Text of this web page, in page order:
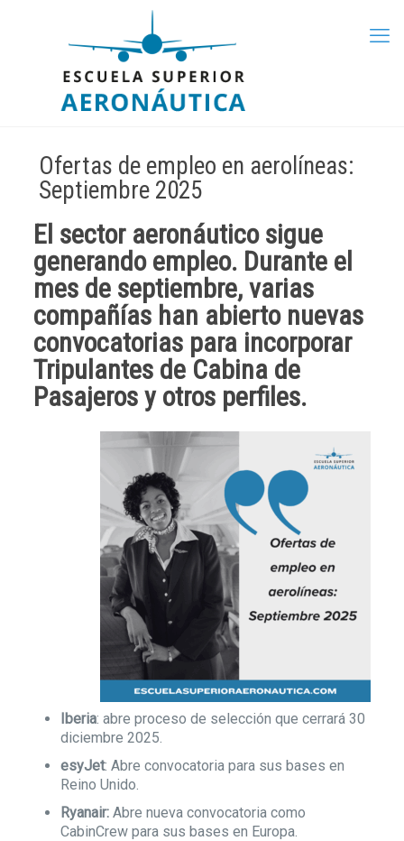
Ofertas de empleo en aerolíneas:
Septiembre 2025
El sector aeronáutico sigue
generando empleo. Durante el
mes de septiembre, varias
compañías han abierto nuevas
convocatorias para incorporar
Tripulantes de Cabina de
Pasajeros y otros perfiles.
Iberia: abre proceso de selección que cerrará 30
diciembre 2025.
esyJet: Abre convocatoria para sus bases en
Reino Unido.
Ryanair:Abre nueva convocatoria como
CabinCrew para sus bases en Europa.